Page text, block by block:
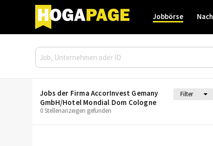
Jobbörse
Jobs der Firma AccorInvest Gemany
GmbH/Hotel Mondial Dom Cologne
Filter
0 Stellenanzeigen gefunden